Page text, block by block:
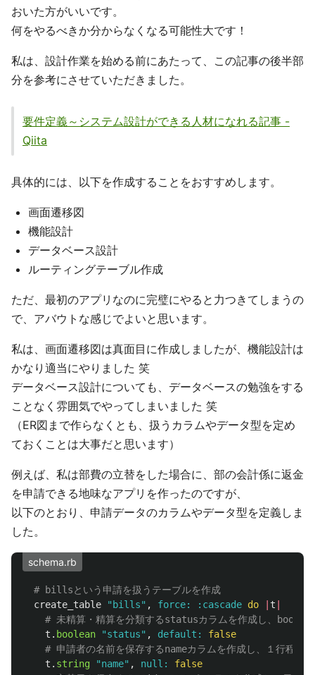
おいた方がいいです。
何をやるべきか分からなくなる可能性大です！
私は、設計作業を始める前にあたって、この記事の後半部
分を参考にさせていただきました。
要件定義～システム設計ができる人材になれる記事 -
Qiita
具体的には、以下を作成することをおすすめします。
画面遷移図
機能設計
データベース設計
ルーティングテーブル作成
ただ、最初のアプリなのに完璧にやると力つきてしまうの
で、アバウトな感じでよいと思います。
私は、画面遷移図は真面目に作成しましたが、機能設計は
かなり適当にやりました 笑
データベース設計についても、データベースの勉強をする
ことなく雰囲気でやってしまいました 笑
（ER図まで作らなくとも、扱うカラムやデータ型を定め
ておくことは大事だと思います）
例えば、私は部費の立替をした場合に、部の会計係に返金
を申請できる地味なアプリを作ったのですが、
以下のとおり、申請データのカラムやデータ型を定義しま
した。
schema.rb
# billsという申請を扱うテーブルを作成
create_table
"bills" , force: :cascade do t
# 未精算・精算を分類するstatusカラムを作成し、
t . boolean "status" , default: false
# 申請者の名前を保存するnameカラムを作成し、１行程
t . string "name" , null: false